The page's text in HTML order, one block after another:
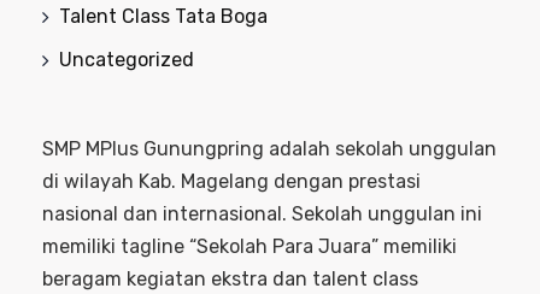
Talent Class Tata Boga
Uncategorized
SMP MPlus Gunungpring adalah sekolah unggulan
di wilayah Kab. Magelang dengan prestasi
nasional dan internasional. Sekolah unggulan ini
memiliki tagline “Sekolah Para Juara” memiliki
beragam kegiatan ekstra dan talent class